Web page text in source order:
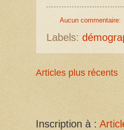
Aucun commentaire:
Labels:
Articles plus récents
Inscription à :